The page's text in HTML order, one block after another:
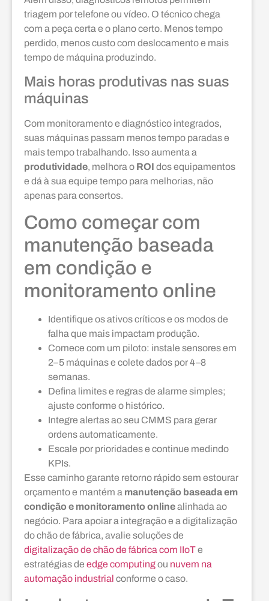
triagem por telefone ou vídeo. O técnico chega
com a peça certa e o plano certo. Menos tempo
perdido, menos custo com deslocamento e mais
tempo de máquina produzindo.
Mais horas produtivas nas suas
máquinas
Com monitoramento e diagnóstico integrados,
suas máquinas passam menos tempo paradas e
mais tempo trabalhando. Isso aumenta a
produtividade, melhora o ROI dos equipamentos
e dá à sua equipe tempo para melhorias, não
apenas para consertos.
Como começar com
manutenção baseada
em condição e
monitoramento online
Identifique os ativos críticos e os modos de
falha que mais impactam produção.
Comece com um piloto: instale sensores em
2–5 máquinas e colete dados por 4–8
semanas.
Defina limites e regras de alarme simples;
ajuste conforme o histórico.
Integre alertas ao seu CMMS para gerar
ordens automaticamente.
Escale por prioridades e continue medindo
KPIs.
Esse caminho garante retorno rápido sem estourar
orçamento e mantém a manutenção baseada em
condição e monitoramento onlinealinhada ao
negócio. Para apoiar a integração e a digitalização
do chão de fábrica, avalie soluções de
digitalização de chão de fábrica com IIoTe
estratégias de edge computingou nuvem na
automação industrial conforme o caso.